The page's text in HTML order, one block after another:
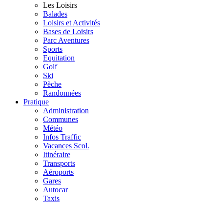
Les Loisirs
Balades
Loisirs et Activités
Bases de Loisirs
Parc Aventures
Sports
Equitation
Golf
Ski
Pèche
Randonnées
Pratique
Administration
Communes
Météo
Infos Traffic
Vacances Scol.
Itinéraire
Transports
Aéroports
Gares
Autocar
Taxis